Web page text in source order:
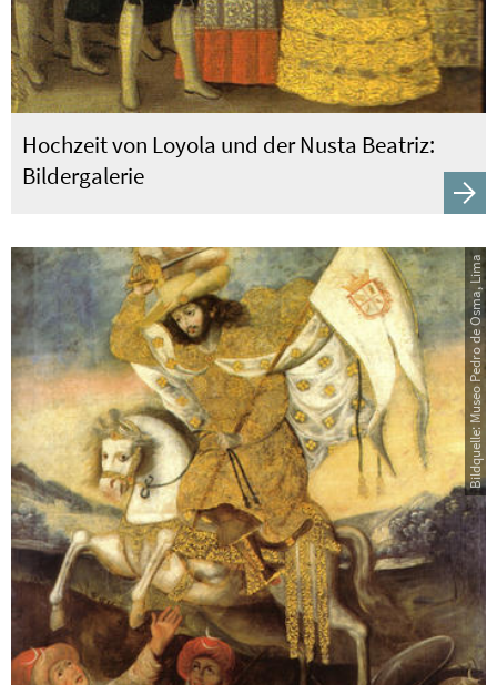
Hochzeit von Loyola und der Nusta Beatriz:
Bildergalerie
Bildquelle: Museo Pedro de Osma, Lima